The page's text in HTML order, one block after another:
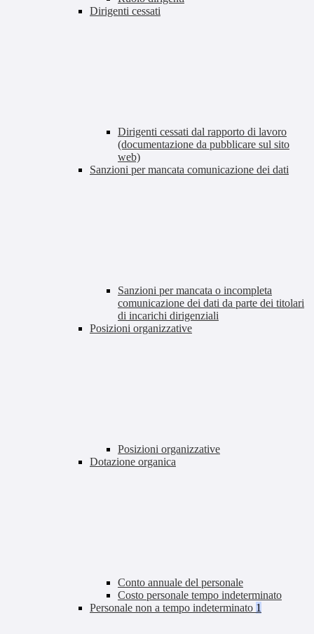
Dirigenti cessati
Dirigenti cessati dal rapporto di lavoro
(documentazione da pubblicare sul sito
web)
Sanzioni per mancata comunicazione dei dati
Sanzioni per mancata o incompleta
comunicazione dei dati da parte dei titolari
di incarichi dirigenziali
Posizioni organizzative
Posizioni organizzative
Dotazione organica
Conto annuale del personale
Costo personale tempo indeterminato
Personale non a tempo indeterminato 1